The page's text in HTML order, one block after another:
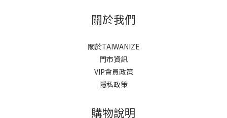
關於我們
關於TAIWANIZE
門市資訊
VIP會員政策
隱私政策
購物說明